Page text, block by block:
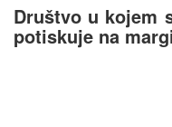
Društvo u kojem
potiskuje na